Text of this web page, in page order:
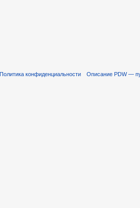
Политика конфиденциальности Описание PDW —